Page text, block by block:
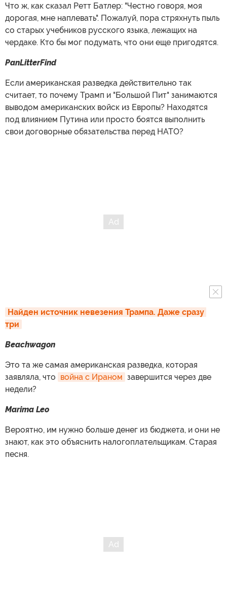
Что ж, как сказал Ретт Батлер: "Честно говоря, моя
дорогая, мне наплевать". Пожалуй, пора стряхнуть пыль
со старых учебников русского языка, лежащих на
чердаке. Кто бы мог подумать, что они еще пригодятся.
PanLitterFind
Если американская разведка действительно так
считает, то почему Трамп и "Большой Пит" занимаются
выводом американских войск из Европы? Находятся
под влиянием Путина или просто боятся выполнить
свои договорные обязательства перед НАТО?
Найден источник невезения Трампа. Даже сразу
три
Beachwagon
Это та же самая американская разведка, которая
заявляла, что война с Ираном завершится через две
недели?
Marima Leo
Вероятно, им нужно больше денег из бюджета, и они не
знают, как это объяснить налогоплательщикам. Старая
песня.